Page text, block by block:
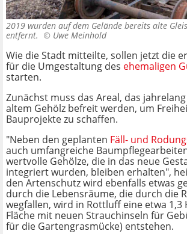
2019 wurden auf dem Gelände bereits alte
entfernt. © Uwe Meinhold
Wie die Stadt mitteilte, sollen jetzt die
für die Umgestaltung des ehemaligen
starten.
Zunächst muss das Areal, das
altem Gehölz befreit werden, um
Bauprojekte zu schaffen.
"Neben den geplanten Fäll- und
auch umfangreiche
wertvolle Gehölze, die in das neue
integriert wurden, bleiben erhalten",
den Artenschutz wird ebenfalls etwas
durch die Lebensräume, die durch die
wegfallen, wird in Rottluff eine etwa 1,3
Fläche mit neuen Strauchinseln für
für die Gartengrasmücke) entstehen.